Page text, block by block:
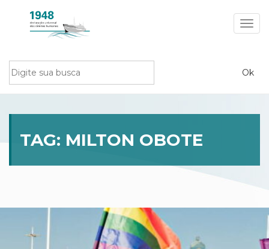
TAG: MILTON OBOTE